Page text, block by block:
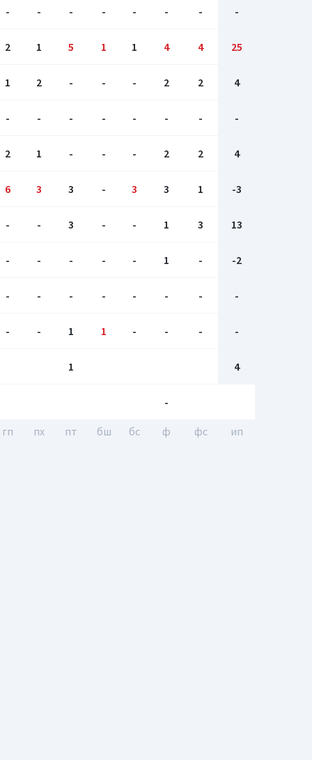
- - - - - - - -
2 1 5 1 1 4 4 25
1 2 - - - 2 2 4
- - - - - - - -
2 1 - - - 2 2 4
6 3 3 - 3 3 1 -3
- - 3 - - 1 3 13
- - - - - 1 - -2
- - - - - - - -
- - 1 1 - - - -
1 4
-
гп пх пт бш бc ф фс ип